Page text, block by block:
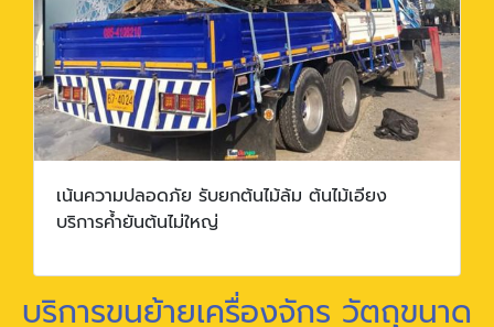
เน้นความปลอดภัย รับยกต้นไม้ล้ม ต้นไม้เอียง
บริการค้ำยันต้นไม่ใหญ่
บริการขนย้ายเครื่องจักร วัตถุขนาด